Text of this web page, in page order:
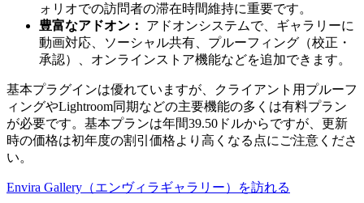
ォリオでの訪問者の滞在時間維持に重要です。
豊富なアドオン：
アドオンシステムで、ギャラリーに
動画対応、ソーシャル共有、プルーフィング（校正・
承認）、オンラインストア機能などを追加できます。
基本プラグインは優れていますが、クライアント用プルーフ
ィングやLightroom同期などの主要機能の多くは有料プラン
が必要です。基本プランは年間39.50ドルからですが、更新
時の価格は初年度の割引価格より高くなる点にご注意くださ
い。
Envira Gallery（エンヴィラギャラリー）を訪れる